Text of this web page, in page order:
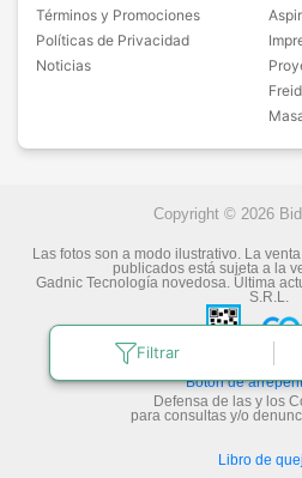
Filtrar
Términos y Promociones
Políticas de Privacidad
Noticias
Copyright © 2026
Las fotos son a modo ilustrativo. La
publicados está sujeta a la
Gadnic Tecnología novedosa. Última
S.R.L.
Botón de
Defensa de las y los
para consultas y/o
Libro de